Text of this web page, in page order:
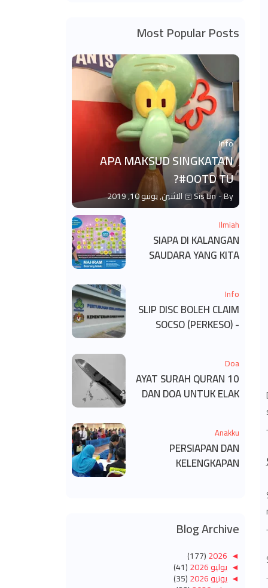
Most Popular Posts
Info
APA MAKSUD SINGKATAN
#OOTD TU?
By -
Sis Lin الاثنين, يونيو 10, 2019
Ilmiah
SIAPA DI KALANGAN
SAUDARA YANG KITA
Info
SLIP DISC BOLEH CLAIM
SOCSO (PERKESO) -
Doa
10 AYAT SURAH QURAN
DAN DOA UNTUK ELAK
Anakku
PERSIAPAN DAN
KELENGKAPAN
Blog Archive
◄
2026
(177)
◄يوليو 2026 (41)
◄يونيو 2026 (35)